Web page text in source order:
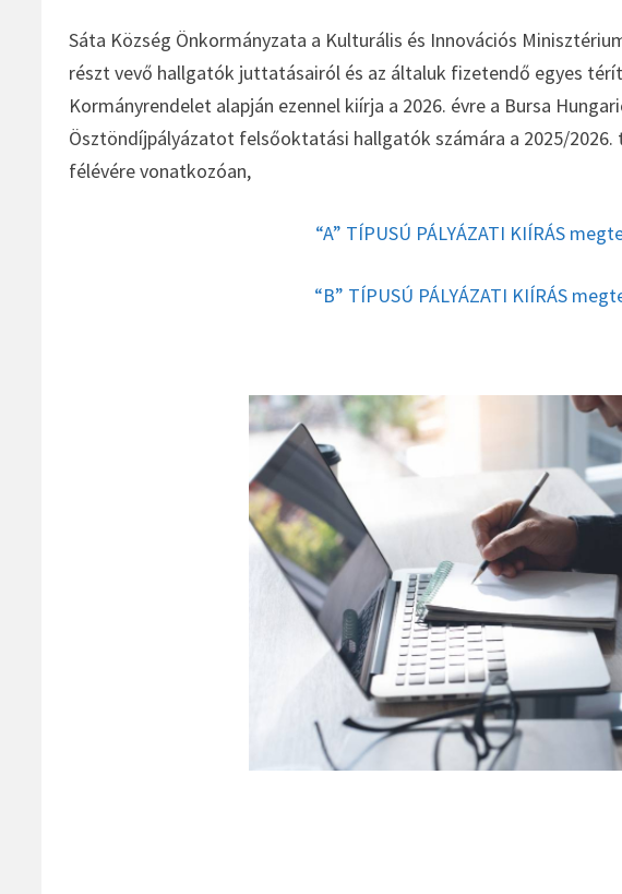
Sáta Község Önkormányzata a Kulturális és Innovációs
részt vevő hallgatók juttatásairól és az általuk fizetendő egyes
Kormányrendelet alapján ezennel kiírja a 2026. évre a Bursa
Ösztöndíjpályázatot felsőoktatási hallgatók számára a 2025/2026.
félévére vonatkozóan,
“A” TÍPUSÚ PÁLYÁZATI KIÍRÁS
“B” TÍPUSÚ PÁLYÁZATI KIÍRÁS